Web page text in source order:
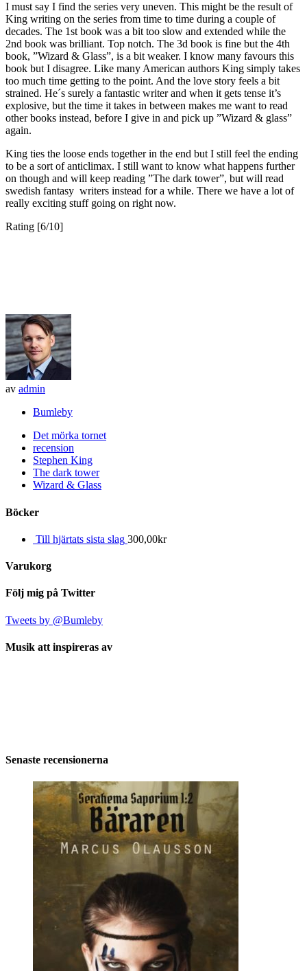
I must say I find the series very uneven. This might be the result of
King writing on the series from time to time during a couple of
decades. The 1st book was a bit too slow and extended while the
2nd book was brilliant. Top notch. The 3d book is fine but the 4th
book, ”Wizard & Glass”, is a bit weaker. I know many favours this
book but I disagree. Like many American authors King simply takes
too much time getting to the point. And the love story feels a bit
strained. He´s surely a fantastic writer and when it gets tense it’s
explosive, but the time it takes in between makes me want to read
other books instead, before I give in and pick up ”Wizard & glass”
again.
King ties the loose ends together in the end but I still feel the ending
to be a sort of anticlimax. I still want to know what happens further
on though and will keep reading ”The dark tower”, but will read
swedish fantasy writers instead for a while. There we have a lot of
really exciting stuff going on right now.
Rating [6/10]
av admin
Bumleby
Det mörka tornet
recension
Stephen King
The dark tower
Wizard & Glass
Böcker
Till hjärtats sista slag 300,00kr
Varukorg
Följ mig på Twitter
Tweets by @Bumleby
Musik att inspireras av
Senaste recensionerna